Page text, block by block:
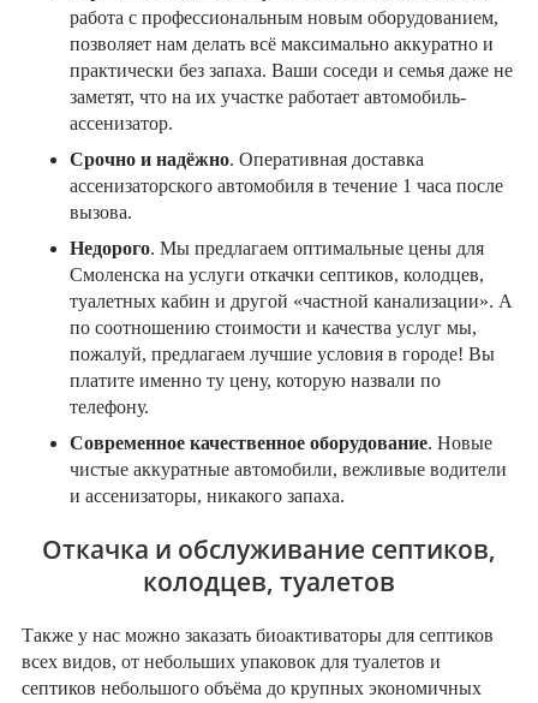
работа с профессиональным новым оборудованием,
позволяет нам делать всё максимально аккуратно и
практически без запаха. Ваши соседи и семья даже не
заметят, что на их участке работает автомобиль-
ассенизатор.
Срочно и надёжно. Оперативная доставка
ассенизаторского автомобиля в течение 1 часа после
вызова.
Недорого. Мы предлагаем оптимальные цены для
Смоленска на услуги откачки септиков, колодцев,
туалетных кабин и другой «частной канализации». А
по соотношению стоимости и качества услуг мы,
пожалуй, предлагаем лучшие условия в городе! Вы
платите именно ту цену, которую назвали по
телефону.
Современное качественное оборудование. Новые
чистые аккуратные автомобили, вежливые водители
и ассенизаторы, никакого запаха.
Откачка и обслуживание септиков,
колодцев, туалетов
Также у нас можно заказать биоактиваторы для септиков
всех видов, от небольших упаковок для туалетов и
септиков небольшого объёма до крупных экономичных